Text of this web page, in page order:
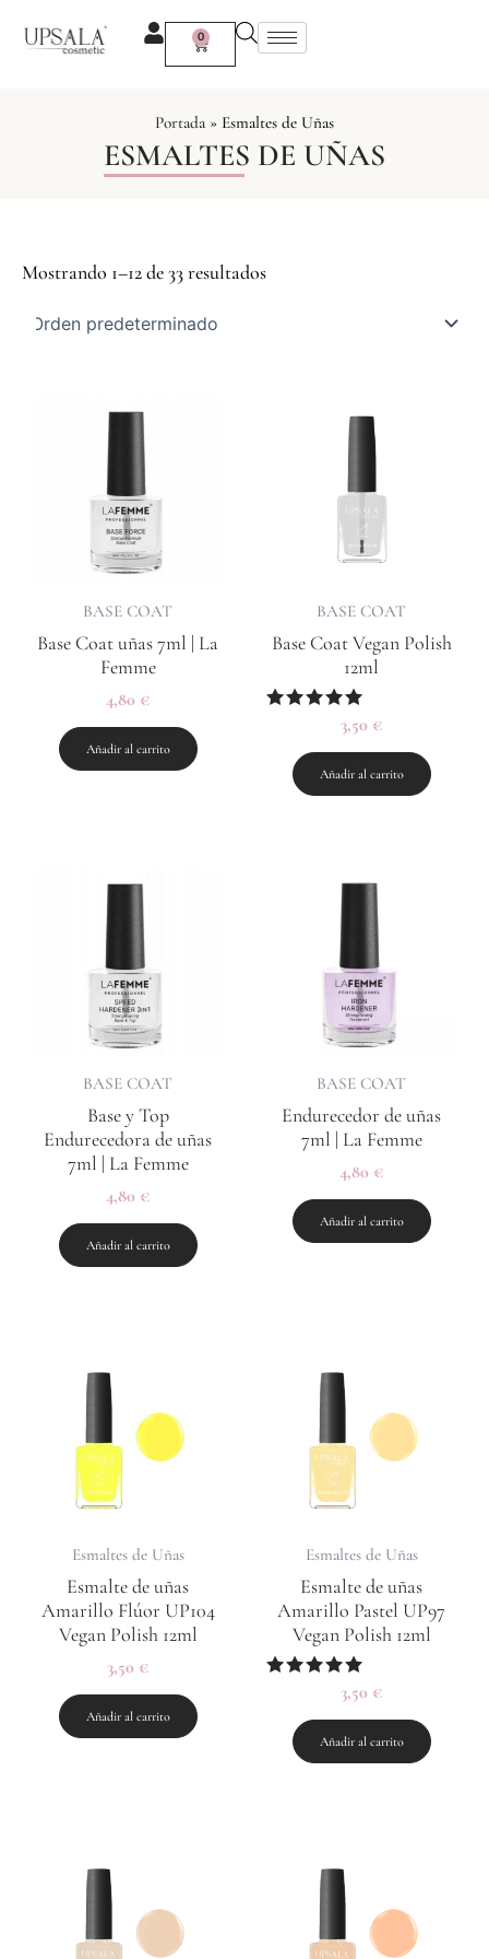
contenido
0
Carrito
Portada » Esmaltes de Uñas
ESMALTES DE UÑAS
Mostrando 1–12 de 33 resultados
BASE COAT
Base Coat uñas 7ml | La
Femme
4,80 €
Añadir al carrito
BASE COAT
Base Coat Vegan Polish
12ml
Valorado
5.00
de 5
3,50 €
Añadir al carrito
BASE COAT
Base y Top
Endurecedora de uñas
7ml | La Femme
4,80 €
Añadir al carrito
BASE COAT
Endurecedor de uñas
7ml | La Femme
4,80 €
Añadir al carrito
Esmaltes de Uñas
Esmalte de uñas
Amarillo Flúor UP104
Vegan Polish 12ml
3,50 €
Añadir al carrito
Esmaltes de Uñas
Esmalte de uñas
Amarillo Pastel UP97
Vegan Polish 12ml
Valorado
5.00
de 5
3,50 €
Añadir al carrito